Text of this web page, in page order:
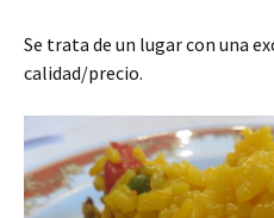
Se trata de un lugar con una
calidad/precio.